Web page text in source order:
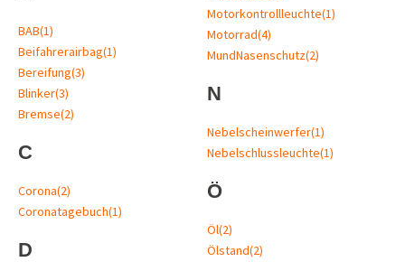
BAB(1)
Beifahrerairbag(1)
Bereifung(3)
Blinker(3)
Bremse(2)
C
Corona(2)
Coronatagebuch(1)
D
Motorkontrollleuchte(1)
Motorrad(4)
MundNasenschutz(2)
N
Nebelscheinwerfer(1)
Nebelschlussleuchte(1)
Ö
Öl(2)
Ölstand(2)